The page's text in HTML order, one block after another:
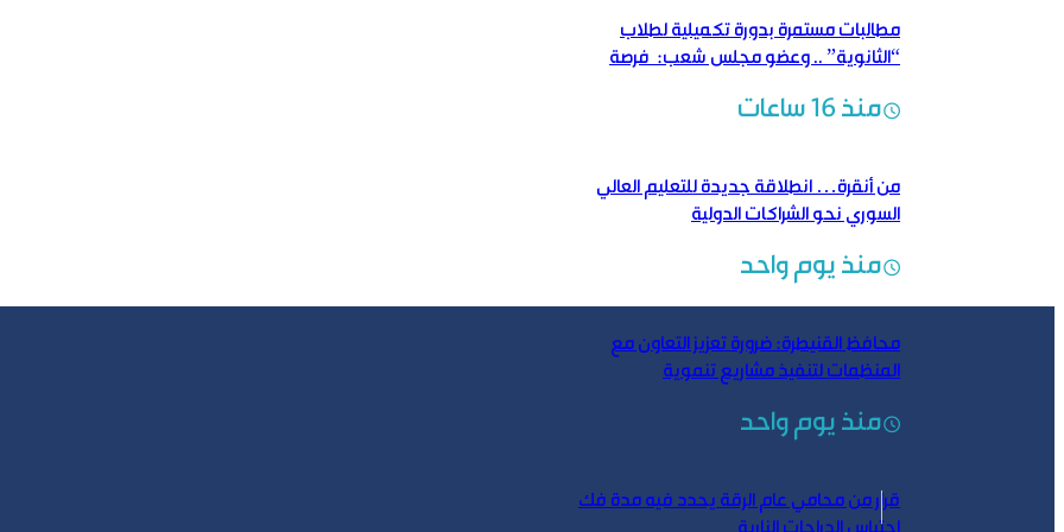
مطالبات مستمرة بدورة تكميلية لطلاب
“الثانوية” .. وعضو مجلس شعب: فرصة
منذ 16 ساعات
من أنقرة… انطلاقة جديدة للتعليم العالي
السوري نحو الشراكات الدولية
منذ يوم واحد
محافظ القنيطرة: ضرورة تعزيز التعاون مع
المنظمات لتنفيذ مشاريع تنموية
منذ يوم واحد
قرار من محامي عام الرقة يحدد فيه مدة فك